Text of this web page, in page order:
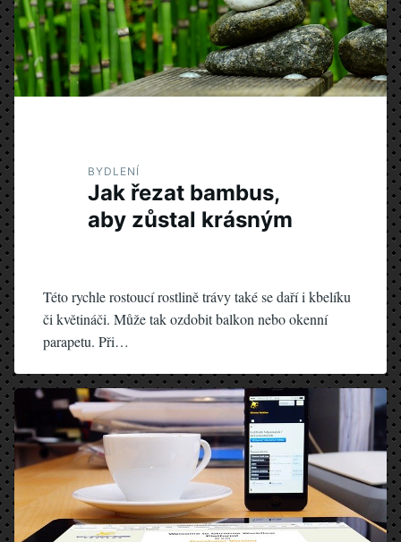
BYDLENÍ
Jak řezat bambus,
aby zůstal krásným
Této rychle rostoucí rostlině trávy také se daří i kbelíku
či květináči. Může tak ozdobit balkon nebo okenní
parapetu. Při…